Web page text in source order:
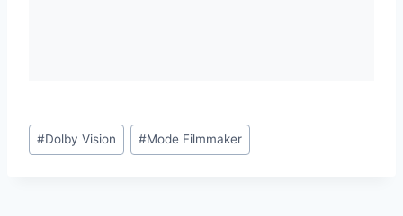
Étiquettes
de
#Dolby Vision #Mode Filmmaker